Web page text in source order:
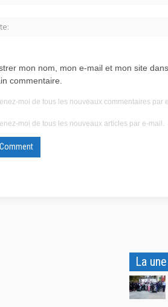
mon nom, mon e-mail et mon site
commentaire.
moi de tous les nouveaux commentaires par
moi de tous les nouveaux articles par e-mail.
La une